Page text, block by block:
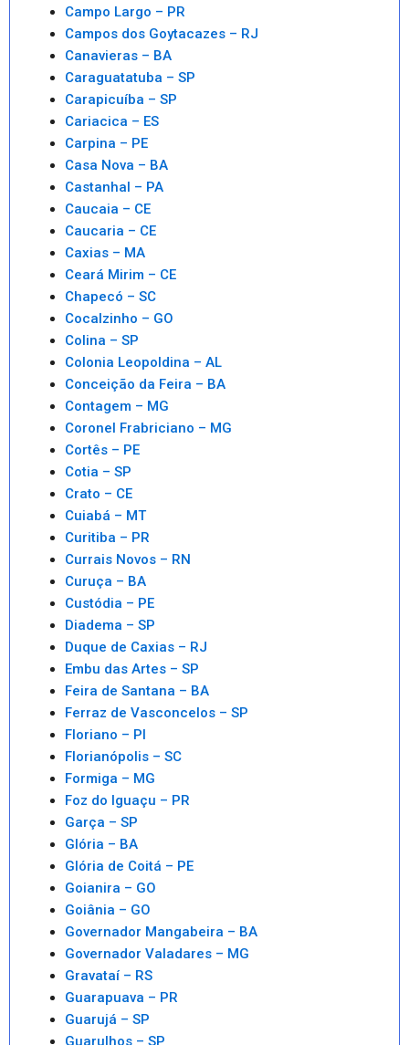
Campo Largo – PR
Campos dos Goytacazes – RJ
Canavieras – BA
Caraguatatuba – SP
Carapicuíba – SP
Cariacica – ES
Carpina – PE
Casa Nova – BA
Castanhal – PA
Caucaia – CE
Caucaria – CE
Caxias – MA
Ceará Mirim – CE
Chapecó – SC
Cocalzinho – GO
Colina – SP
Colonia Leopoldina – AL
Conceição da Feira – BA
Contagem – MG
Coronel Frabriciano – MG
Cortês – PE
Cotia – SP
Crato – CE
Cuiabá – MT
Curitiba – PR
Currais Novos – RN
Curuça – BA
Custódia – PE
Diadema – SP
Duque de Caxias – RJ
Embu das Artes – SP
Feira de Santana – BA
Ferraz de Vasconcelos – SP
Floriano – PI
Florianópolis – SC
Formiga – MG
Foz do Iguaçu – PR
Garça – SP
Glória – BA
Glória de Coitá – PE
Goianira – GO
Goiânia – GO
Governador Mangabeira – BA
Governador Valadares – MG
Gravataí – RS
Guarapuava – PR
Guarujá – SP
Guarulhos – SP